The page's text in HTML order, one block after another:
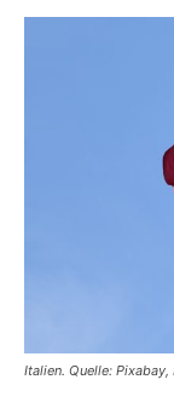
Italien. Quelle: Pixabay,